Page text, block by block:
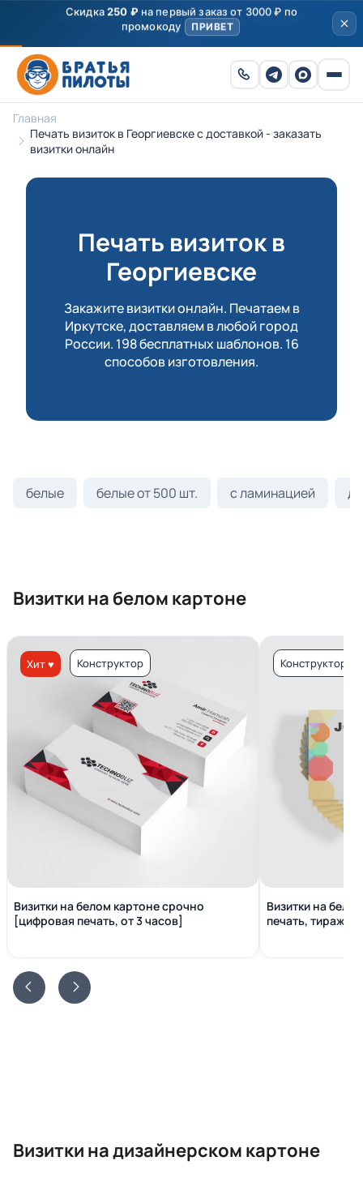
Скидка250 ₽на первый заказ от 3000 ₽ по
промокоду
ПРИВЕТ
Главная
Печать визиток в Георгиевске с доставкой - заказать
визитки онлайн
Печать визиток в
Георгиевске
Закажите визитки онлайн. Печатаем в
Иркутске, доставляем в любой город
России. 198 бесплатных шаблонов. 16
способов изготовления.
белые белые от 500 шт. с ламинацией
Визитки на белом картоне
Хит ♥ Конструктор
Визитки на белом картоне срочно
[цифровая печать, от 3 часов]
Конструктор
Визитки на
печать, тираж
Визитки на дизайнерском картоне